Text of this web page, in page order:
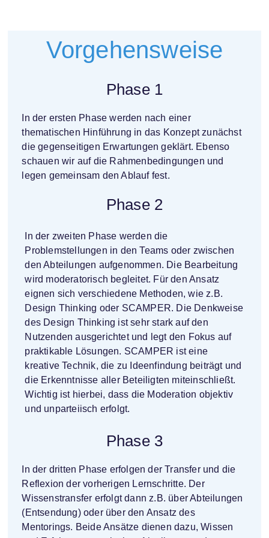
Vorgehensweise
Phase 1
In der ersten Phase werden nach einer
thematischen Hinführung in das Konzept zunächst
die gegenseitigen Erwartungen geklärt. Ebenso
schauen wir auf die Rahmenbedingungen und
legen gemeinsam den Ablauf fest.
Phase 2
In der zweiten Phase werden die
Problemstellungen in den Teams oder zwischen
den Abteilungen aufgenommen. Die Bearbeitung
wird moderatorisch begleitet. Für den Ansatz
eignen sich verschiedene Methoden, wie z.B.
Design Thinking oder SCAMPER. Die Denkweise
des Design Thinking ist sehr stark auf den
Nutzenden ausgerichtet und legt den Fokus auf
praktikable Lösungen. SCAMPER ist eine
kreative Technik, die zu Ideenfindung beiträgt und
die Erkenntnisse aller Beteiligten miteinschließt.
Wichtig ist hierbei, dass die Moderation objektiv
und unparteiisch erfolgt.
Phase 3
In der dritten Phase erfolgen der Transfer und die
Reflexion der vorherigen Lernschritte. Der
Wissenstransfer erfolgt dann z.B. über Abteilungen
(Entsendung) oder über den Ansatz des
Mentorings. Beide Ansätze dienen dazu, Wissen